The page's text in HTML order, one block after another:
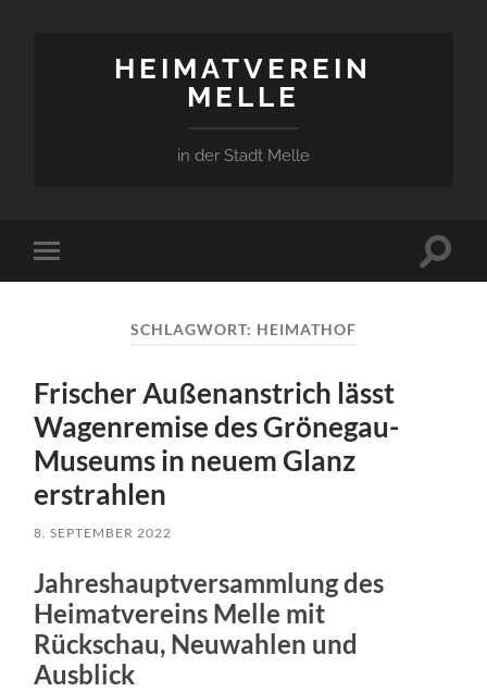
HEIMATVEREIN
MELLE
in der Stadt Melle
Mobile-
Menü
SCHLAGWORT: HEIMATHOF
Frischer Außenanstrich lässt
Wagenremise des Grönegau-
Museums in neuem Glanz
erstrahlen
8. SEPTEMBER 2022
Jahreshauptversammlung des
Heimatvereins Melle mit
Rückschau, Neuwahlen und
Ausblick